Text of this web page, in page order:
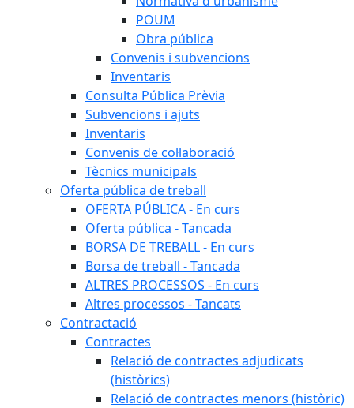
POUM
Obra pública
Convenis i subvencions
Inventaris
Consulta Pública Prèvia
Subvencions i ajuts
Inventaris
Convenis de col·laboració
Tècnics municipals
Oferta pública de treball
OFERTA PÚBLICA - En curs
Oferta pública - Tancada
BORSA DE TREBALL - En curs
Borsa de treball - Tancada
ALTRES PROCESSOS - En curs
Altres processos - Tancats
Contractació
Contractes
Relació de contractes adjudicats
(històrics)
Relació de contractes menors (històric)